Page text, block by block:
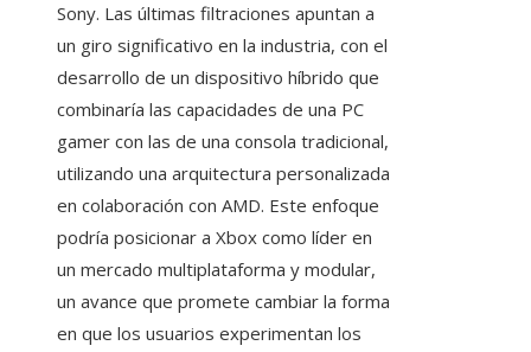
Sony. Las últimas filtraciones apuntan a
un giro significativo en la industria, con el
desarrollo de un dispositivo híbrido que
combinaría las capacidades de una PC
gamer con las de una consola tradicional,
utilizando una arquitectura personalizada
en colaboración con AMD. Este enfoque
podría posicionar a Xbox como líder en
un mercado multiplataforma y modular,
un avance que promete cambiar la forma
en que los usuarios experimentan los